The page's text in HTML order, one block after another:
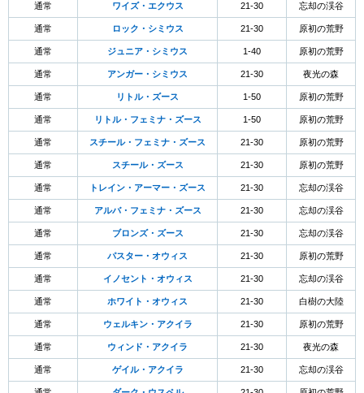
通常 ワイズ・エクウス 21-30 忘却の渓谷
通常 ロック・シミウス 21-30 原初の荒野
通常 ジュニア・シミウス 1-40 原初の荒野
通常 アンガー・シミウス 21-30 夜光の森
通常 リトル・ズース 1-50 原初の荒野
通常 リトル・フェミナ・ズース 1-50 原初の荒野
通常 スチール・フェミナ・ズース 21-30 原初の荒野
通常 スチール・ズース 21-30 原初の荒野
通常 トレイン・アーマー・ズース 21-30 忘却の渓谷
通常 アルバ・フェミナ・ズース 21-30 忘却の渓谷
通常 ブロンズ・ズース 21-30 忘却の渓谷
通常 パスター・オウィス 21-30 原初の荒野
通常 イノセント・オウィス 21-30 忘却の渓谷
通常 ホワイト・オウィス 21-30 白樹の大陸
通常 ウェルキン・アクイラ 21-30 原初の荒野
通常 ウィンド・アクイラ 21-30 夜光の森
通常 ゲイル・アクイラ 21-30 忘却の渓谷